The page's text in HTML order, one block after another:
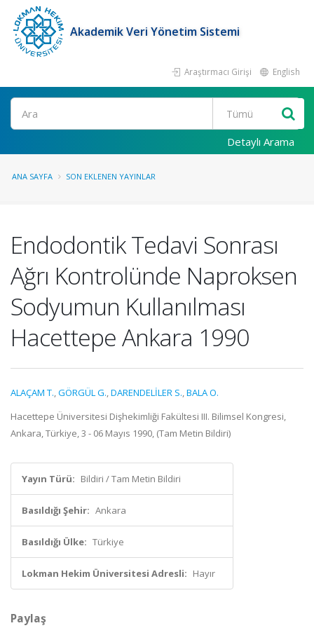
Akademik Veri Yönetim Sistemi
Araştırmacı Girişi English
Ara
Detaylı Arama
ANA SAYFA SON EKLENEN YAYINLAR
Endodontik Tedavi Sonrası
Ağrı Kontrolünde Naproksen
Sodyumun Kullanılması
Hacettepe Ankara 1990
ALAÇAM T.,GÖRGÜL G.,DARENDELİLER S.,BALA O.
Hacettepe Üniversitesi Dişhekimliği Fakültesi III. Bilimsel Kongresi,
Ankara, Türkiye, 3 - 06 Mayıs 1990, (Tam Metin Bildiri)
Yayın Türü: Bildiri / Tam Metin Bildiri
Basıldığı Şehir: Ankara
Basıldığı Ülke: Türkiye
Lokman Hekim Üniversitesi Adresli: Hayır
Paylaş